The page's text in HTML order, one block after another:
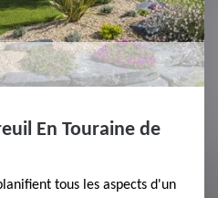
En Touraine de
tous les aspects d'un